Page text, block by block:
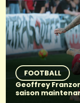
FOOTBALL
Geoffrey
saison